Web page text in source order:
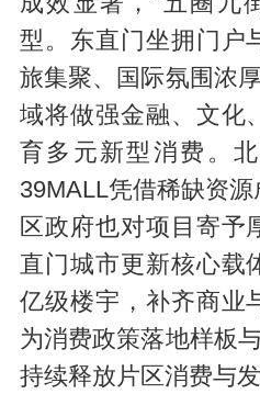
型。东直门坐拥门户
旅集聚、国际氛围浓
域将做强金融、文化
育多元新型消费。
39MALL凭借稀缺资
区政府也对项目寄予
直门城市更新核心载
亿级楼宇，补齐商业
为消费政策落地样板
持续释放片区消费与发